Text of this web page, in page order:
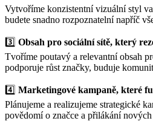
Vytvoříme konzistentní vizuální styl
budete snadno rozpoznatelní napříč
3️⃣ Obsah pro sociální sítě, který
Tvoříme poutavý a relevantní obsah
podporuje růst značky, buduje
4️⃣ Marketingové kampaně, které
Plánujeme a realizujeme strategické
povědomí o značce a přilákání